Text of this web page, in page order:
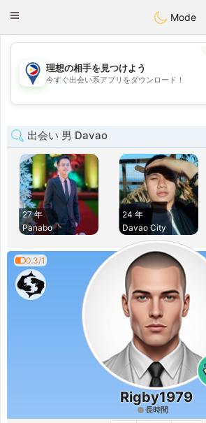
PhilippinesChat
Toggle
Mode
💖
💕
理想の相手を見つけよう
今すぐ出会い系アプリをダウンロード！
出会い 男 Davao
27 年
Panabo
24 年
Davao City
0.3/1
Rigby1979
長時間